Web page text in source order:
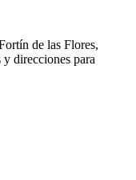
de las Flores,
y direcciones para